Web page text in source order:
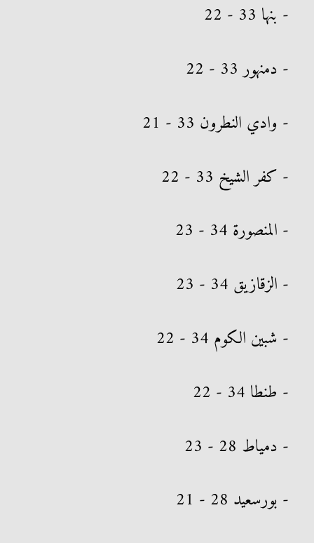
- بنها 33 - 22
- دمنهور 33 - 22
- وادي النطرون 33 - 21
- كفر الشيخ 33 - 22
- المنصورة 34 - 23
- الزقازيق 34 - 23
- شبين الكوم 34 - 22
- طنطا 34 - 22
- دمياط 28 - 23
- بورسعيد 28 - 21